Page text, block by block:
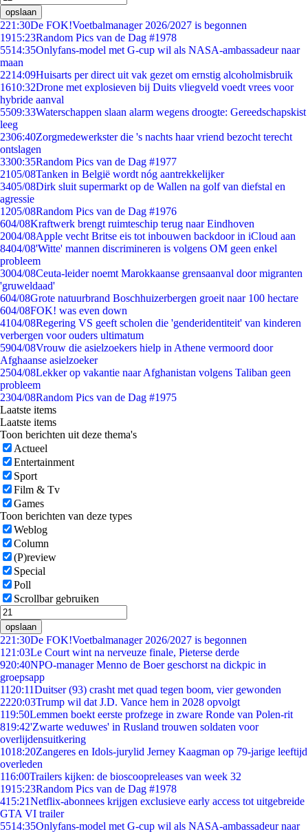
opslaan
221:30De FOK!Voetbalmanager 2026/2027 is begonnen
1915:23Random Pics van de Dag #1978
5514:35Onlyfans-model met G-cup wil als NASA-ambassadeur naar
maan
2214:09Huisarts per direct uit vak gezet om ernstig alcoholmisbruik
1610:32Drone met explosieven bij Duits vliegveld voedt vrees voor
hybride aanval
5509:33Waterschappen slaan alarm wegens droogte: Gereedschapskist
leeg
2306:40Zorgmedewerkster die 's nachts haar vriend bezocht terecht
ontslagen
3300:35Random Pics van de Dag #1977
2105/08Tanken in België wordt nóg aantrekkelijker
3405/08Dirk sluit supermarkt op de Wallen na golf van diefstal en
agressie
1205/08Random Pics van de Dag #1976
604/08Kraftwerk brengt ruimteschip terug naar Eindhoven
2004/08Apple vecht Britse eis tot inbouwen backdoor in iCloud aan
8404/08'Witte' mannen discrimineren is volgens OM geen enkel
probleem
3004/08Ceuta-leider noemt Marokkaanse grensaanval door migranten
'gruweldaad'
604/08Grote natuurbrand Boschhuizerbergen groeit naar 100 hectare
604/08FOK! was even down
4104/08Regering VS geeft scholen die 'genderidentiteit' van kinderen
verbergen voor ouders ultimatum
5904/08Vrouw die asielzoekers hielp in Athene vermoord door
Afghaanse asielzoeker
2504/08Lekker op vakantie naar Afghanistan volgens Taliban geen
probleem
2304/08Random Pics van de Dag #1975
Laatste items
Laatste items
Toon berichten uit deze thema's
Actueel
Entertainment
Sport
Film & Tv
Games
Toon berichten van deze types
Weblog
Column
(P)review
Special
Poll
Scrollbar gebruiken
opslaan
221:30De FOK!Voetbalmanager 2026/2027 is begonnen
1 21:03Le Court wint na nerveuze finale, Pieterse derde
920:40NPO-manager Menno de Boer geschorst na dickpic in
groepsapp
11 20:11Duitser (93) crasht met quad tegen boom, vier gewonden
2220:03Trump wil dat J.D. Vance hem in 2028 opvolgt
119:50Lemmen boekt eerste profzege in zware Ronde van Polen-rit
819:42'Zwarte weduwes' in Rusland trouwen soldaten voor
overlijdensuitkering
1018:20Zangeres en Idols-jurylid Jerney Kaagman op 79-jarige leeftijd
overleden
116:00Trailers kijken: de bioscoopreleases van week 32
1915:23Random Pics van de Dag #1978
415:21Netflix-abonnees krijgen exclusieve early access tot uitgebreide
GTA VI trailer
5514:35Onlyfans-model met G-cup wil als NASA-ambassadeur naar